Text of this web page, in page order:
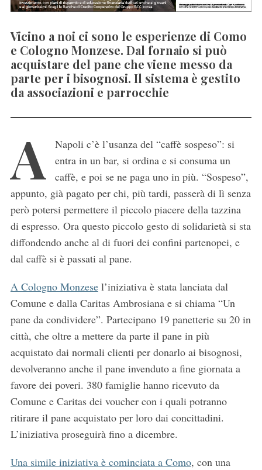
Vicino a noi ci sono le esperienze di Como
e Cologno Monzese. Dal fornaio si può
acquistare del pane che viene messo da
parte per i bisognosi. Il sistema è gestito
da associazioni e parrocchie
A
Napoli c’è l’usanza del “caffè sospeso”: si
entra in un bar, si ordina e si consuma un
caffè, e poi se ne paga uno in più. “Sospeso”,
appunto, già pagato per chi, più tardi, passerà di lì senza
però potersi permettere il piccolo piacere della tazzina
di espresso. Ora questo piccolo gesto di solidarietà si sta
diffondendo anche al di fuori dei confini partenopei, e
dal caffè si è passati al pane.
A Cologno Monzesel’iniziativa è stata lanciata dal
Comune e dalla Caritas Ambrosiana e si chiama “Un
pane da condividere”. Partecipano 19 panetterie su 20 in
città, che oltre a mettere da parte il pane in più
acquistato dai normali clienti per donarlo ai bisognosi,
devolveranno anche il pane invenduto a fine giornata a
favore dei poveri. 380 famiglie hanno ricevuto da
Comune e Caritas dei voucher con i quali potranno
ritirare il pane acquistato per loro dai concittadini.
L’iniziativa proseguirà fino a dicembre.
Una simile iniziativa è cominciata a Como, con una